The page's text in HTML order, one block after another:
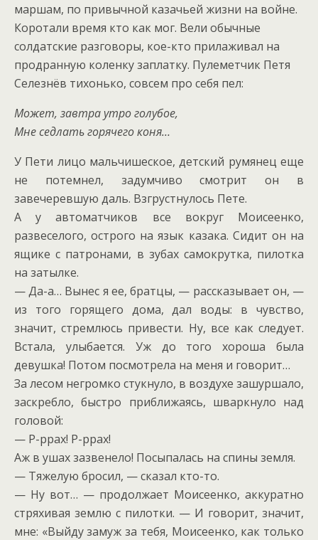
маршам, по привычной казачьей жизни на войне.
Коротали время кто как мог. Вели обычные
солдатские разговоры, кое-кто прилаживал на
продранную коленку заплатку. Пулеметчик Петя
Селезнёв тихонько, совсем про себя пел:
Может, завтра утро голубое,
Мне седлать горячего коня…
У Пети лицо мальчишеское, детский румянец еще
не потемнел, задумчиво смотрит он в
завечеревшую даль. Взгрустнулось Пете.
А у автоматчиков все вокруг Моисеенко,
развеселого, острого на язык казака. Сидит он на
ящике с патронами, в зубах самокрутка, пилотка
на затылке.
— Да-а… Вынес я ее, братцы, — рассказывает он, —
из того горящего дома, дал воды: в чувство,
значит, стремлюсь привести. Ну, все как следует.
Встала, улыбается. Уж до того хороша была
девушка! Потом посмотрела на меня и говорит…
За лесом негромко стукнуло, в воздухе зашуршало,
заскребло, быстро приближаясь, шваркнуло над
головой:
— Р-ррах! Р-ррах!
Аж в ушах зазвенело! Посыпалась на спины земля.
— Тяжелую бросил, — сказал кто-то.
— Ну вот… — продолжает Моисеенко, аккуратно
стряхивая землю с пилотки. — И говорит, значит,
мне: «Выйду замуж за тебя, Моисеенко, как только